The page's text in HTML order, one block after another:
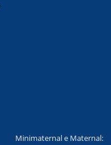
Minimaternal e Maternal: